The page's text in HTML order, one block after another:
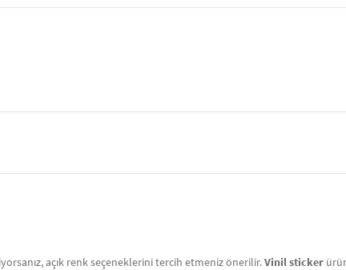
açık renk seçeneklerini tercih etmeniz önerilir.Vinil sticker